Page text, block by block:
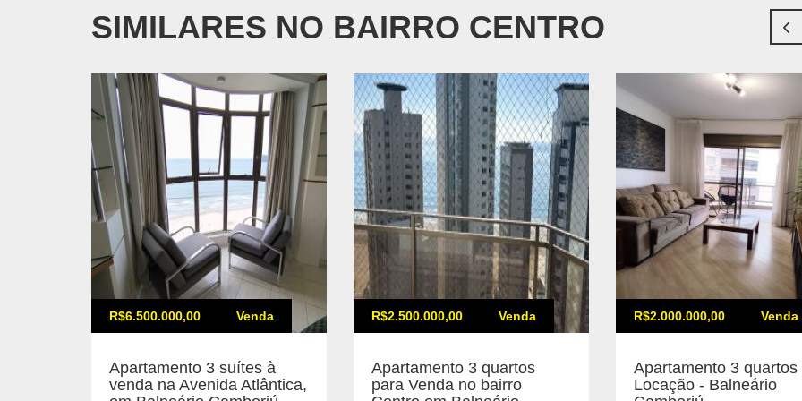
SIMILARES NO BAIRRO CENTRO
R$6.500.000,00 Venda
Apartamento 3 suítes à
venda na Avenida Atlântica,
R$2.500.000,00 Venda
Apartamento 3 quartos
para Venda no bairro
R$2.000.000,00 Venda
Apartamento 3 quartos
Locação - Balneário